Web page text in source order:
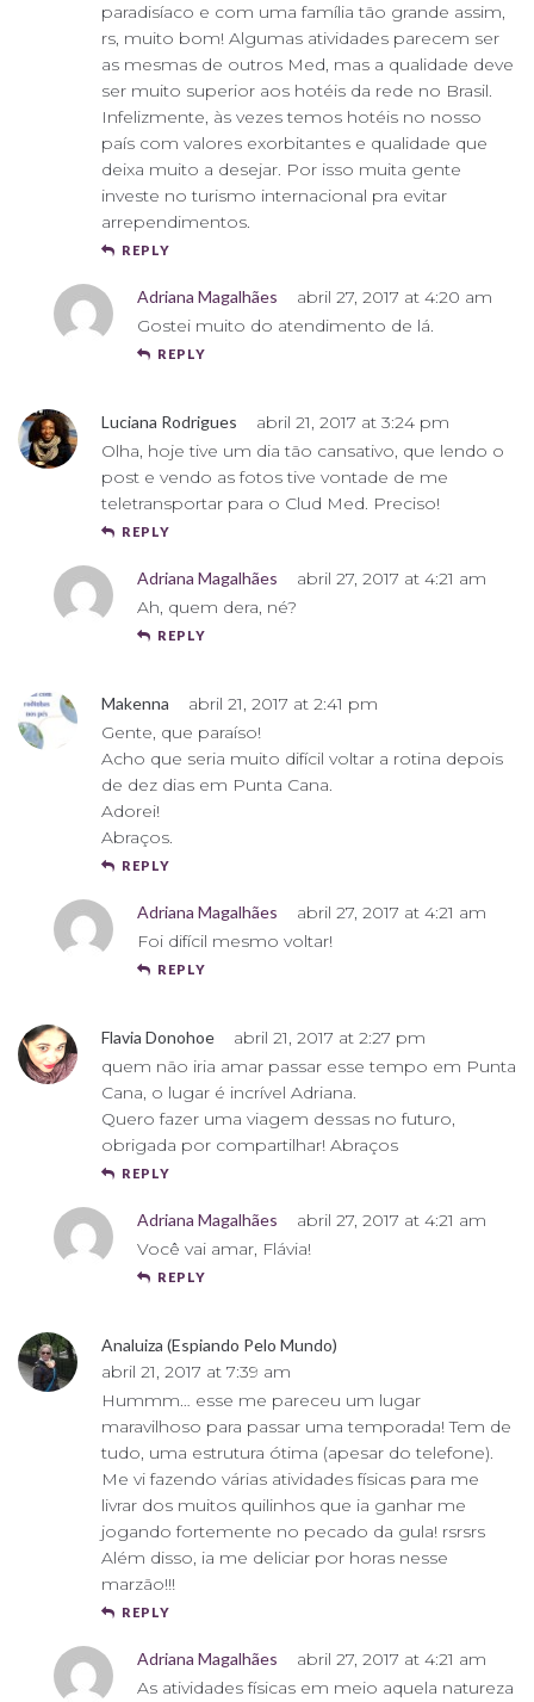
paradisíaco e com uma família tão grande assim,
rs, muito bom! Algumas atividades parecem ser
as mesmas de outros Med, mas a qualidade deve
ser muito superior aos hotéis da rede no Brasil.
Infelizmente, às vezes temos hotéis no nosso
país com valores exorbitantes e qualidade que
deixa muito a desejar. Por isso muita gente
investe no turismo internacional pra evitar
arrependimentos.
REPLY
Adriana Magalhães
abril 27, 2017 at 4:20 am
Gostei muito do atendimento de lá.
REPLY
Luciana Rodrigues
abril 21, 2017 at 3:24 pm
Olha, hoje tive um dia tão cansativo, que lendo o
post e vendo as fotos tive vontade de me
teletransportar para o Clud Med. Preciso!
REPLY
Adriana Magalhães
abril 27, 2017 at 4:21 am
Ah, quem dera, né?
REPLY
Makenna
abril 21, 2017 at 2:41 pm
Gente, que paraíso!
Acho que seria muito difícil voltar a rotina depois
de dez dias em Punta Cana.
Adorei!
Abraços.
REPLY
Adriana Magalhães
abril 27, 2017 at 4:21 am
Foi difícil mesmo voltar!
REPLY
Flavia Donohoe
abril 21, 2017 at 2:27 pm
quem não iria amar passar esse tempo em Punta
Cana, o lugar é incrível Adriana.
Quero fazer uma viagem dessas no futuro,
obrigada por compartilhar! Abraços
REPLY
Adriana Magalhães
abril 27, 2017 at 4:21 am
Você vai amar, Flávia!
REPLY
Analuiza (Espiando Pelo Mundo)
abril 21, 2017 at 7:39 am
Hummm… esse me pareceu um lugar
maravilhoso para passar uma temporada! Tem de
tudo, uma estrutura ótima (apesar do telefone).
Me vi fazendo várias atividades físicas para me
livrar dos muitos quilinhos que ia ganhar me
jogando fortemente no pecado da gula! rsrsrs
Além disso, ia me deliciar por horas nesse
marzão!!!
REPLY
Adriana Magalhães
abril 27, 2017 at 4:21 am
As atividades físicas em meio aquela natureza